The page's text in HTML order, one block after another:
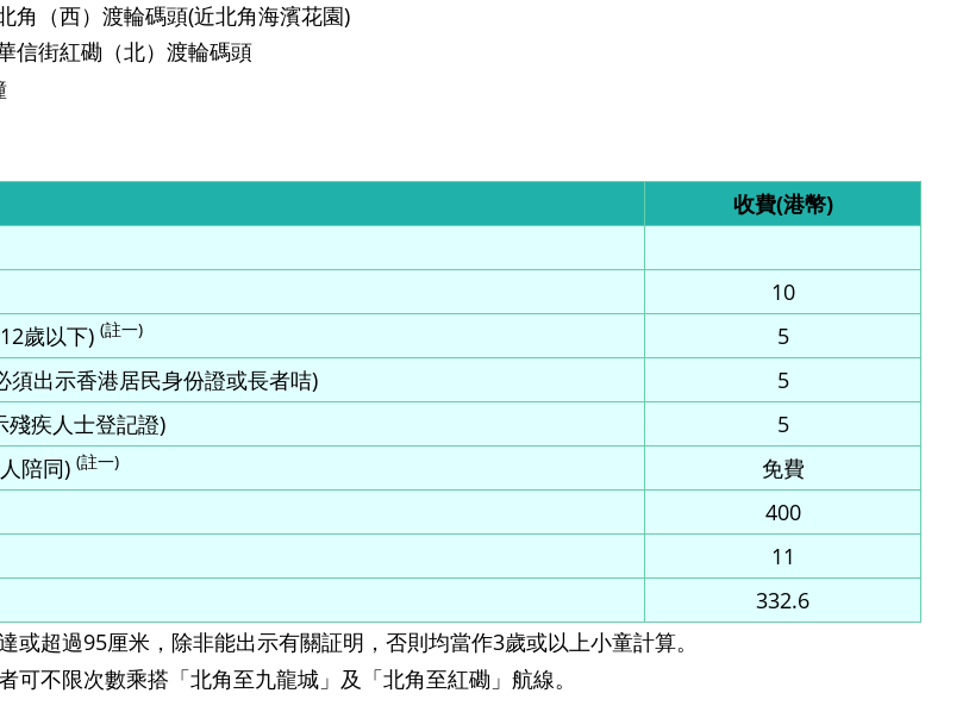
角（西）渡輪碼頭(近北角海濱花園)
信街紅磡（北）渡輪碼頭
收費(港幣)
10
歲以下) (註一)
5
須出示香港居民身份證或長者咭)
5
殘疾人士登記證)
5
陪同) (註一)
免費
400
11
332.6
或超過95厘米，除非能出示有關証明，否則均當作3歲或以上小童計算。
可不限次數乘搭「北角至九龍城」及「北角至紅磡」航線。